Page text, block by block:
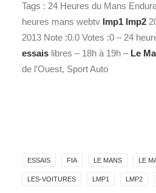
Tags : 24 Heures du Mans
heures mans webtv lmp1 lmp2
2013 Note :0.0 Votes :0 – 24
essais libres – 18h à 19h – Le
de l’Ouest, Sport Auto
ESSAIS FIA LE MANS LE
LES-VOITURES LMP1 LMP2